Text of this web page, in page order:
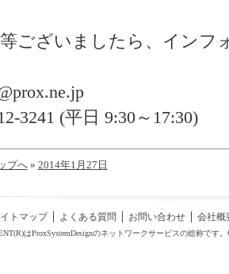
ございましたら、インフ
3241 (平日 9:30～17:30)
プへ» 2014年1月27日
トマップ よくある質問 お問い合わせ 会社概
はProxSystemDesignのネットワークサービスの総称です